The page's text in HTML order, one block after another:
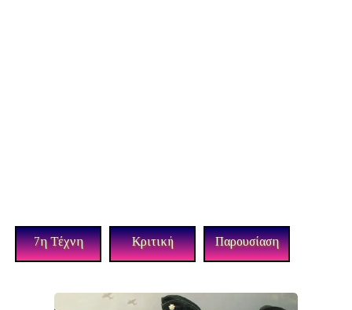
7η Τέχνη Κριτική Παρουσίαση